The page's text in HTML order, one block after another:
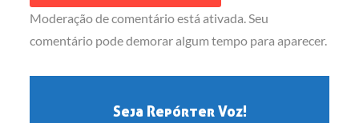
Moderação de comentário está ativada. Seu
comentário pode demorar algum tempo para aparecer.
Seja Repórter Voz!